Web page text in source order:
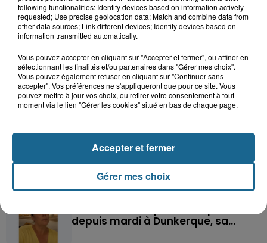
Saint-Omer : un enfant gravement brûlé
Hazebrouck : victime d'un accident,
Lucas s'en est allé brutalement...
depuis mardi à Dunkerque, sa...
following functionalities: Identify devices based on information actively
requested; Use precise geolocation data; Match and combine data from
other data sources; Link different devices; Identify devices based on
information transmitted automatically.
Vous pouvez accepter en cliquant sur "Accepter et fermer", ou affiner en
sélectionnant les finalités et/ou partenaires dans "Gérer mes choix".
Vous pouvez également refuser en cliquant sur "Continuer sans
accepter". Vos préférences ne s'appliqueront que pour ce site. Vous
pouvez mettre à jour vos choix, ou retirer votre consentement à tout
moment via le lien "Gérer les cookies" situé en bas de chaque page.
Gérer mes choix
Accepter et fermer